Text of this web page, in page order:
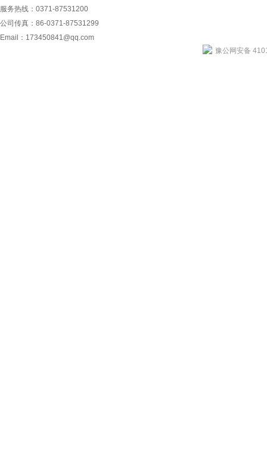
服务热线：0371-87531200
公司传真：86-0371-87531299
Email： 173450841@qq.com
豫公网安备